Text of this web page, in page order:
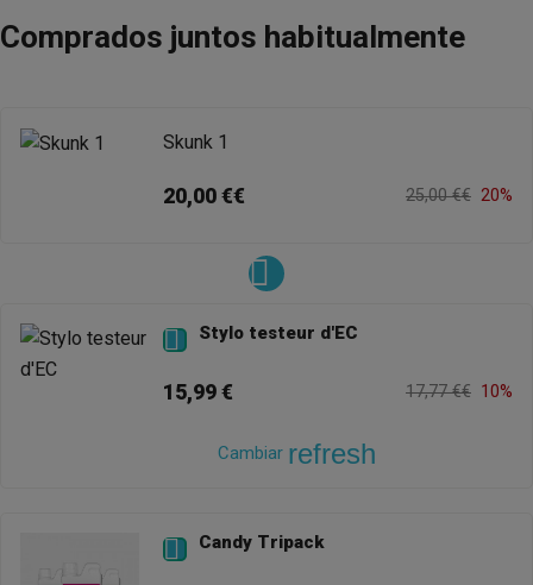
Comprados juntos habitualmente
Skunk 1
20,00 €€ 25,00 €€ 20%
 Stylo testeur d'EC
15,99 € 17,77 €€ 10%
Cambiar refresh
 Candy Tripack